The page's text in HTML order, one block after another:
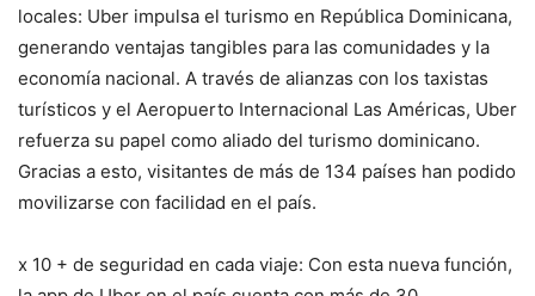
locales: Uber impulsa el turismo en República Dominicana,
generando ventajas tangibles para las comunidades y la
economía nacional. A través de alianzas con los taxistas
turísticos y el Aeropuerto Internacional Las Américas, Uber
refuerza su papel como aliado del turismo dominicano.
Gracias a esto, visitantes de más de 134 países han podido
movilizarse con facilidad en el país.
x 10 + de seguridad en cada viaje: Con esta nueva función,